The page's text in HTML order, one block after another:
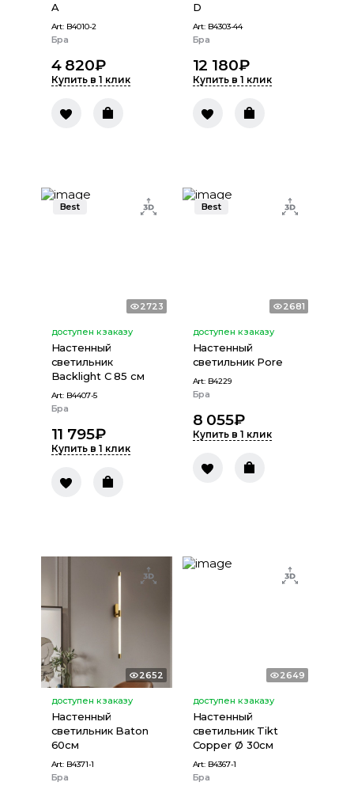
A
Art: B4010-2
Бра
4 820₽
Купить в 1 клик
D
Art: B4303-44
Бра
12 180₽
Купить в 1 клик
Best
2723
доступен к заказу
Настенный
светильник
Backlight С 85 см
Art: B4407-5
Бра
11 795₽
Купить в 1 клик
Best
2681
доступен к заказу
Настенный
светильник Pore
Art: B4229
Бра
8 055₽
Купить в 1 клик
2652
доступен к заказу
Настенный
светильник Baton
60см
Art: B4371-1
Бра
2649
доступен к заказу
Настенный
светильник Tikt
Copper Ø 30см
Art: B4367-1
Бра